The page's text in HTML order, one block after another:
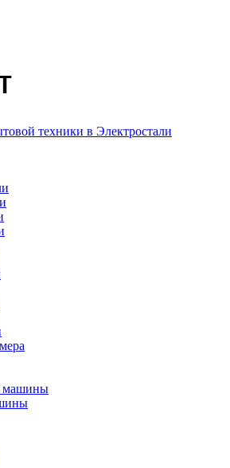
техники в Электростали
машины